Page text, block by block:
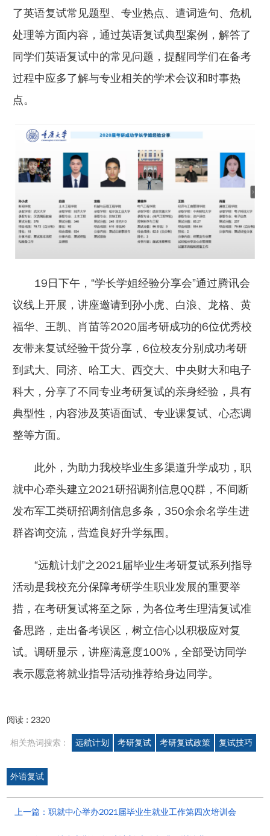
了英语复试常见题型、专业热点、遣词造句、危机
处理等方面内容，通过英语复试典型案例，解答了
同学们英语复试中的常见问题，提醒同学们在备考
过程中应多了解与专业相关的学术会议和时事热
点。
19日下午，“学长学姐经验分享会”通过腾讯会
议线上开展，讲座邀请到孙小虎、白浪、龙格、黄
福华、王凯、肖苗等2020届考研成功的6位优秀校
友带来复试经验干货分享，6位校友分别成功考研
到武大、同济、哈工大、西交大、中央财大和电子
科大，分享了不同专业考研复试的亲身经验，具有
典型性，内容涉及英语面试、专业课复试、心态调
整等方面。
此外，为助力我校毕业生多渠道升学成功，职
就中心牵头建立2021研招调剂信息QQ群，不间断
发布军工类研招调剂信息多条，350余余名学生进
群咨询交流，营造良好升学氛围。
“远航计划”之2021届毕业生考研复试系列指导
活动是我校充分保障考研学生职业发展的重要举
措，在考研复试将至之际，为各位考生理清复试准
备思路，走出备考误区，树立信心以积极应对复
试。调研显示，讲座满意度100%，全部受访同学
表示愿意将就业指导活动推荐给身边同学。
阅读 :2320
相关热词搜索 : 远航计划 考研复试 考研复试政策 复试技巧
外语复试
上一篇：职就中心举办2021届毕业生就业工作第四次培训会